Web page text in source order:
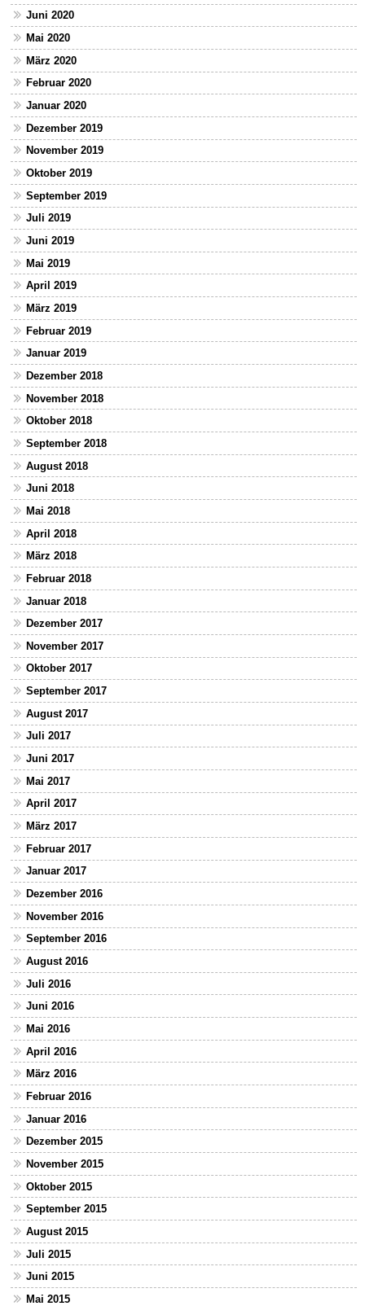
Juni 2020
Mai 2020
März 2020
Februar 2020
Januar 2020
Dezember 2019
November 2019
Oktober 2019
September 2019
Juli 2019
Juni 2019
Mai 2019
April 2019
März 2019
Februar 2019
Januar 2019
Dezember 2018
November 2018
Oktober 2018
September 2018
August 2018
Juni 2018
Mai 2018
April 2018
März 2018
Februar 2018
Januar 2018
Dezember 2017
November 2017
Oktober 2017
September 2017
August 2017
Juli 2017
Juni 2017
Mai 2017
April 2017
März 2017
Februar 2017
Januar 2017
Dezember 2016
November 2016
September 2016
August 2016
Juli 2016
Juni 2016
Mai 2016
April 2016
März 2016
Februar 2016
Januar 2016
Dezember 2015
November 2015
Oktober 2015
September 2015
August 2015
Juli 2015
Juni 2015
Mai 2015